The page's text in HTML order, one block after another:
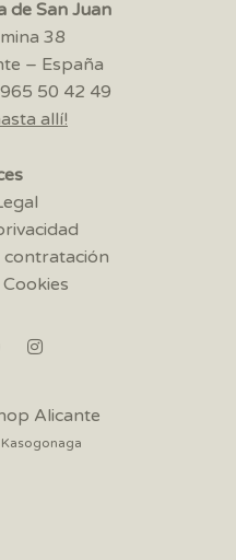
de San Juan
38
– España
50 42 49
allí!
contratación
Alicante
Kasogonaga